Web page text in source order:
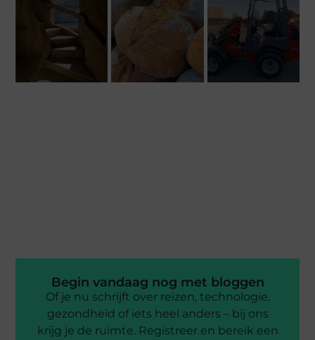
Begin vandaag nog met bloggen
Of je nu schrijft over reizen, technologie,
gezondheid of iets heel anders – bij ons
krijg je de ruimte. Registreer en bereik een